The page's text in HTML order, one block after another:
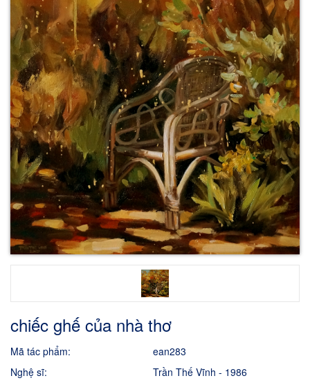
chiếc ghế của nhà thơ
Mã tác phẩm:
ean283
Nghệ sĩ:
Trần Thế Vĩnh - 1986